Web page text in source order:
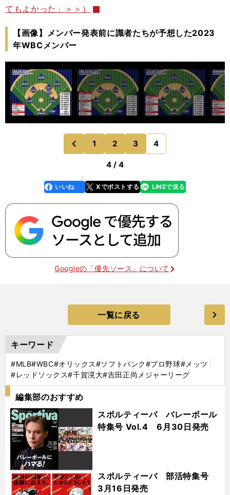
てもよかった」＞＞）
【画像】メンバー発表前に識者たちが予想した2023
年WBCメンバー
前
のページへ
1 2 3 4
4 / 4
faceboo
k
いいね Xでポストする
line LINEで送る
Googleの「優先ソース」について
一覧に戻る
キーワード
#MLB#WBC#オリックス#ソフトバンク#プロ野球#メッツ
#レッドソックス#千賀滉大#吉田正尚メジャーリーグ
編集部のおすすめ
スポルティーバ バレーボール
特集号 Vol.4 6月30日発売
スポルティーバ 部活特集号
3月16日発売